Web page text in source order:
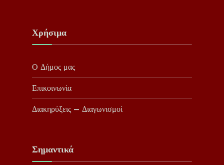
Χρήσιμα
Ο Δήμος μας
Επικοινωνία
Διακηρύξεις – Διαγωνισμοί
Σημαντικά